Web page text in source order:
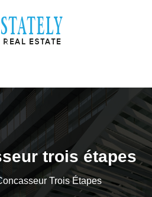
trois étapes
Trois Étapes